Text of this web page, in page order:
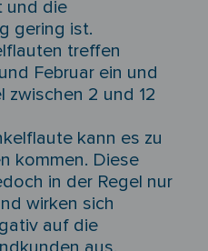
und die
gering ist.
treffen
Februar ein und
zwischen 2 und 12
kann es zu
kommen. Diese
in der Regel nur
wirken sich
auf die